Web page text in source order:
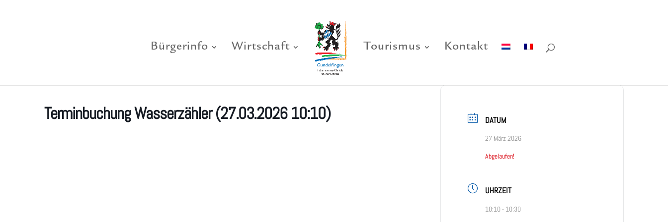
Bürgerinfo Wirtschaft Tourismus Kontakt
Terminbuchung Wasserzähler (27.03.2026 10:10) DATUM
27 März 2026
Abgelaufen!
UHRZEIT
10:10 - 10:30